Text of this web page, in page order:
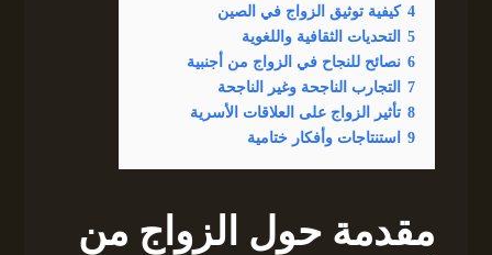
4 كيفية توثيق الزواج في الصين
5
التحديات الثقافية واللغوية
6 نصائح للنجاح في الزواج من أجنبية
7
التجارب الناجحة وغير الناجحة
8 تأثير الزواج على العلاقات الأسرية
9
استنتاجات وأفكار ختامية
مقدمة حول الزواج من